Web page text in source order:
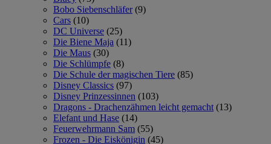
Bobo Siebenschläfer (9)
Cars (10)
DC Universe (25)
Die Biene Maja (11)
Die Maus (30)
Die Schlümpfe (8)
Die Schule der magischen Tiere (85)
Disney Classics (97)
Disney Prinzessinnen (103)
Dragons - Drachenzähmen leicht gemacht (13)
Elefant und Hase (14)
Feuerwehrmann Sam (55)
Frozen - Die Eiskönigin (45)